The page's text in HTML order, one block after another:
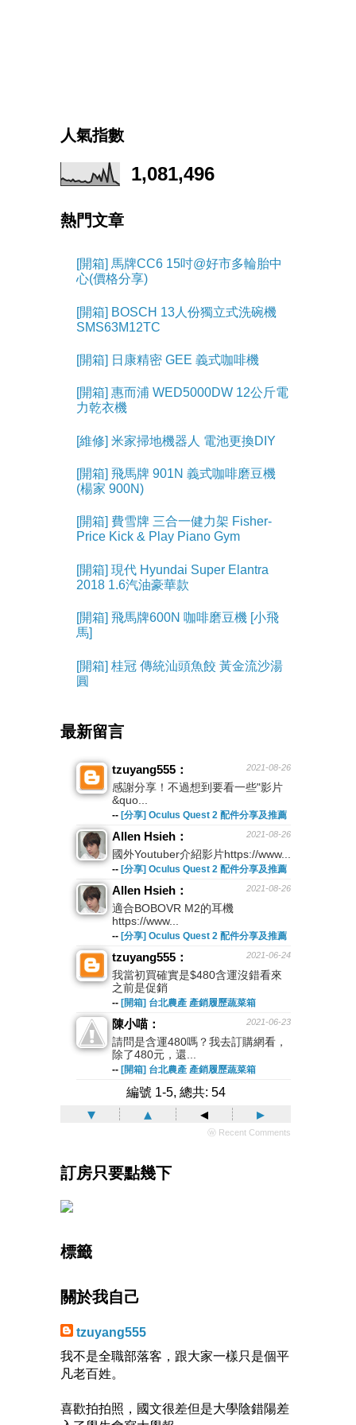
人氣指數
1,081,496
熱門文章
[開箱] 馬牌CC6 15吋@好市多輪胎中
心(價格分享)
[開箱] BOSCH 13人份獨立式洗碗機
SMS63M12TC
[開箱] 日康精密 GEE 義式咖啡機
[開箱] 惠而浦 WED5000DW 12公斤電
力乾衣機
[維修] 米家掃地機器人 電池更換DIY
[開箱] 飛馬牌 901N 義式咖啡磨豆機
(楊家 900N)
[開箱] 費雪牌 三合一健力架 Fisher-
Price Kick & Play Piano Gym
[開箱] 現代 Hyundai Super Elantra
2018 1.6汽油豪華款
[開箱] 飛馬牌600N 咖啡磨豆機 [小飛
馬]
[開箱] 桂冠 傳統汕頭魚餃 黃金流沙湯
圓
最新留言
2021-08-26
tzuyang555：
感謝分享！不過想到要看一些"影片
&quo...
-- [分享] Oculus Quest 2 配件分享及推薦
2021-08-26
Allen Hsieh：
國外Youtuber介紹影片https://www...
-- [分享] Oculus Quest 2 配件分享及推薦
2021-08-26
Allen Hsieh：
適合BOBOVR M2的耳機
https://www...
-- [分享] Oculus Quest 2 配件分享及推薦
2021-06-24
tzuyang555：
我當初買確實是$480含運沒錯看來
之前是促銷
-- [開箱] 台北農產 產銷履歷蔬菜箱
2021-06-23
陳小喵：
請問是含運480嗎？我去訂購網看，
除了480元，還...
-- [開箱] 台北農產 產銷履歷蔬菜箱
編號 1-5, 總共: 54
▾ ▴ ◂ ▸
ⓦ Recent Comments
訂房只要點幾下
標籤
關於我自己
tzuyang555
我不是全職部落客，跟大家一樣只是個平
凡老百姓。
喜歡拍拍照，國文很差但是大學陰錯陽差